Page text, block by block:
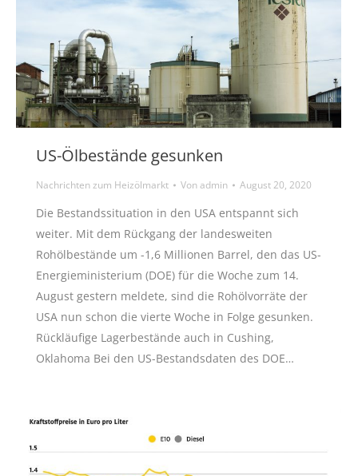
US-Ölbestände gesunken
Nachrichten zum Heizölmarkt Vonadmin August 20, 2020
Die Bestandssituation in den USA entspannt sich
weiter. Mit dem Rückgang der landesweiten
Rohölbestände um -1,6 Millionen Barrel, den das US-
Energieministerium (DOE) für die Woche zum 14.
August gestern meldete, sind die Rohölvorräte der
USA nun schon die vierte Woche in Folge gesunken.
Rückläufige Lagerbestände auch in Cushing,
Oklahoma Bei den US-Bestandsdaten des DOE…